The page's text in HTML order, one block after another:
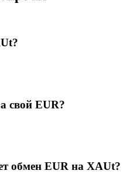
свой EUR?
обмен EUR на XAUt?